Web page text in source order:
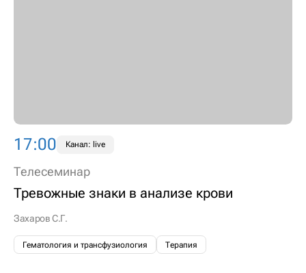
17:00 Канал: live
Телесеминар
Тревожные знаки в анализе крови
Захаров С.Г.
Гематология и трансфузиология Терапия